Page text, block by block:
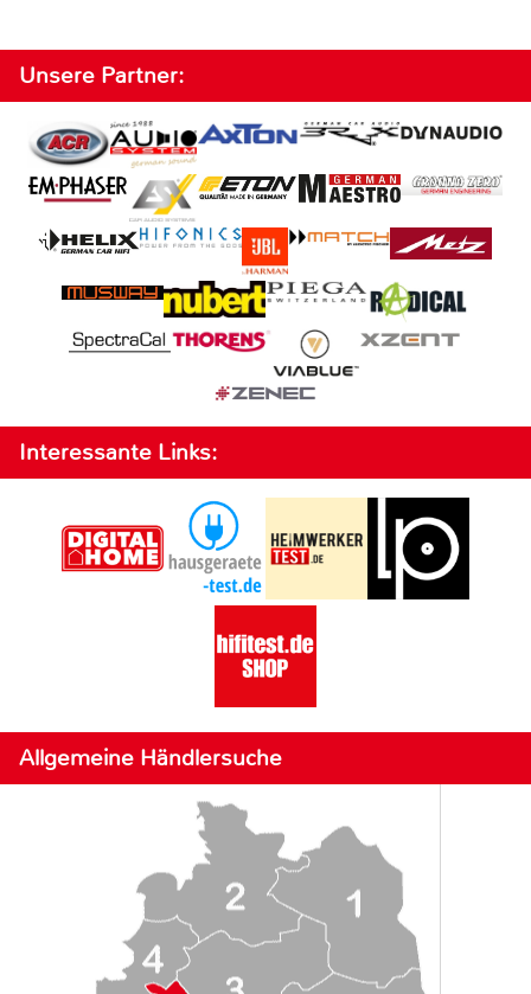
Unsere Partner:
Interessante Links:
Allgemeine Händlersuche